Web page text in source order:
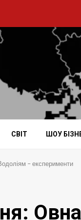
СВІТ ШОУ
– експерименти